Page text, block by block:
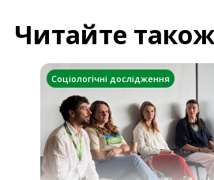
Читайте
Соціологічні дослідження